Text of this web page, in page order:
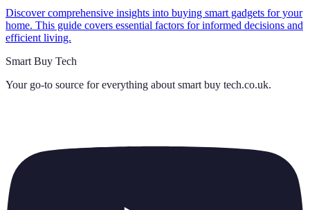
Discover comprehensive insights into buying smart gadgets for your
home. This guide covers essential factors for informed decisions and
efficient living.
Smart Buy Tech
Your go-to source for everything about smart buy tech.co.uk.